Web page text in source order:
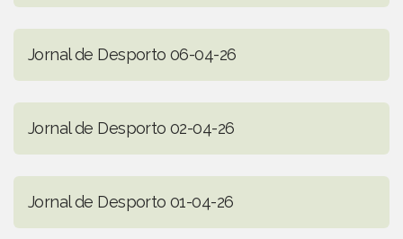
Jornal de Desporto 06-04-26
Jornal de Desporto 02-04-26
Jornal de Desporto 01-04-26